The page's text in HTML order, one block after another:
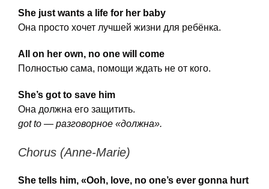
She just wants a life for her baby
Она просто хочет лучшей жизни для ребёнка.
All on her own, no one will come
Полностью сама, помощи ждать не от кого.
She’s got to save him
Она должна его защитить.
got to — разговорное «должна».
Chorus (Anne-Marie)
She tells him, «Ooh, love, no one’s ever gonna hurt